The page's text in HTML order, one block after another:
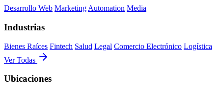
Desarrollo Web Marketing Automation Media
Industrias
Bienes Raíces Fintech Salud Legal Comercio Electrónico Logística
Ver Todas
Ubicaciones